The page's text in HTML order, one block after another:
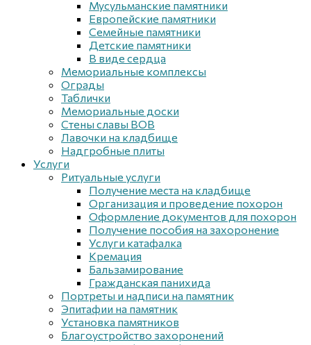
Мусульманские памятники
Европейские памятники
Семейные памятники
Детские памятники
В виде сердца
Мемориальные комплексы
Ограды
Таблички
Мемориальные доски
Стены славы ВОВ
Лавочки на кладбище
Надгробные плиты
Услуги
Ритуальные услуги
Получение места на кладбище
Организация и проведение похорон
Оформление документов для похорон
Получение пособия на захоронение
Услуги катафалка
Кремация
Бальзамирование
Гражданская панихида
Портреты и надписи на памятник
Эпитафии на памятник
Установка памятников
Благоустройство захоронений